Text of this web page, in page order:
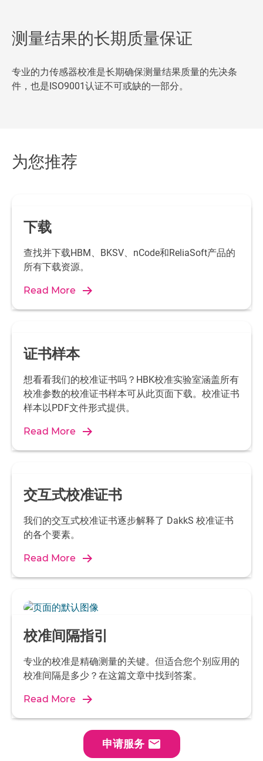
测量结果的长期质量保证
专业的力传感器校准是长期确保测量结果质量的先决条
件，也是ISO9001认证不可或缺的一部分。
为您推荐
下载
查找并下载HBM、BKSV、nCode和ReliaSoft产品的
所有下载资源。
Read More
证书样本
想看看我们的校准证书吗？HBK校准实验室涵盖所有
校准参数的校准证书样本可从此页面下载。校准证书
样本以PDF文件形式提供。
Read More
交互式校准证书
我们的交互式校准证书逐步解释了 DakkS 校准证书
的各个要素。
Read More
校准间隔指引
专业的校准是精确测量的关键。但适合您个别应用的
校准间隔是多少？在这篇文章中找到答案。
Read More
申请服务 email